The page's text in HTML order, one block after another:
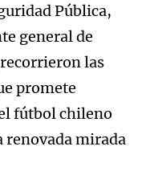
Pública,
general de
las
promete
fútbol chileno
renovada mirada